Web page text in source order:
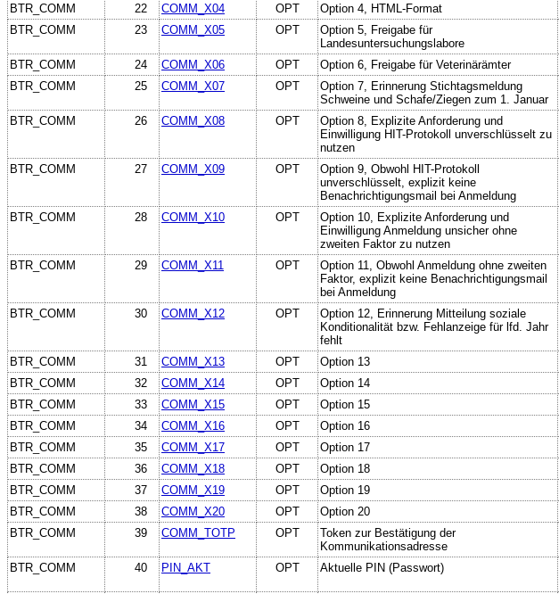
BTR_COMM
22 COMM_X04 OPT
Option 4, HTML-Format
BTR_COMM
23 COMM_X05 OPT
Option 5, Freigabe für
Landesuntersuchungslabore
BTR_COMM 24 COMM_X06 OPT Option 6, Freigabe für Veterinärämter
BTR_COMM
25 COMM_X07 OPT
Option 7, Erinnerung Stichtagsmeldung
Schweine und Schafe/Ziegen zum 1. Januar
BTR_COMM
26 COMM_X08 OPT
Option 8, Explizite Anforderung und
Einwilligung HIT-Protokoll unverschlüsselt zu
nutzen
BTR_COMM 27 COMM_X09 OPT
Option 9, Obwohl HIT-Protokoll
unverschlüsselt, explizit keine
Benachrichtigungsmail bei Anmeldung
BTR_COMM 28 COMM_X10 OPT
Option 10, Explizite Anforderung und
Einwilligung Anmeldung unsicher ohne
zweiten Faktor zu nutzen
BTR_COMM 29 COMM_X11 OPT
Option 11, Obwohl Anmeldung ohne zweiten
Faktor, explizit keine Benachrichtigungsmail
bei Anmeldung
BTR_COMM 30 COMM_X12 OPT
Option 12, Erinnerung Mitteilung soziale
Konditionalität bzw. Fehlanzeige für lfd. Jahr
fehlt
BTR_COMM
31 COMM_X13 OPT
Option 13
BTR_COMM
32 COMM_X14 OPT
Option 14
BTR_COMM
33 COMM_X15 OPT
Option 15
BTR_COMM
34 COMM_X16 OPT
Option 16
BTR_COMM
35 COMM_X17 OPT
Option 17
BTR_COMM
36 COMM_X18 OPT
Option 18
BTR_COMM
37 COMM_X19 OPT
Option 19
BTR_COMM
38 COMM_X20 OPT
Option 20
BTR_COMM
39 COMM_TOTP OPT
Token zur Bestätigung der
Kommunikationsadresse
BTR_COMM 40 PIN_AKT OPT Aktuelle PIN (Passwort)